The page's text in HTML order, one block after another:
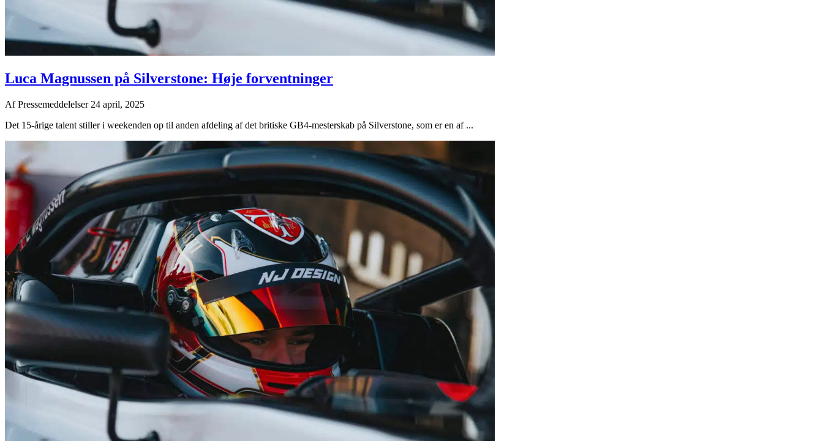
Luca Magnussen på Silverstone: Høje forventninger
AfPressemeddelelser 24 april, 2025
Det 15-årige talent stiller i weekenden op til anden afdeling af det britiske GB4-mesterskab på Silverstone, som er en af ...